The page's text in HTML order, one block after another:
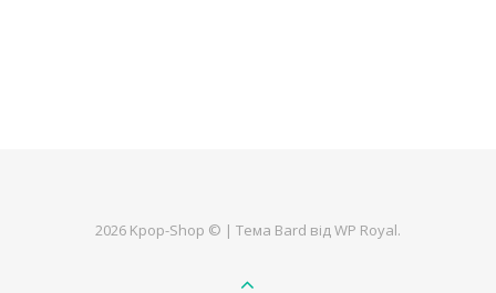
2026 Kpop-Shop © | Тема Bard від WP Royal.